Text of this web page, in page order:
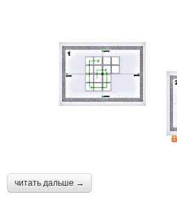
читать дальше →